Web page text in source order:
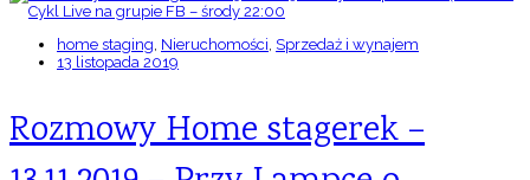
home staging, Nieruchomości, Sprzedaż i wynajem
13 listopada 2019
Rozmowy Home stagerek –